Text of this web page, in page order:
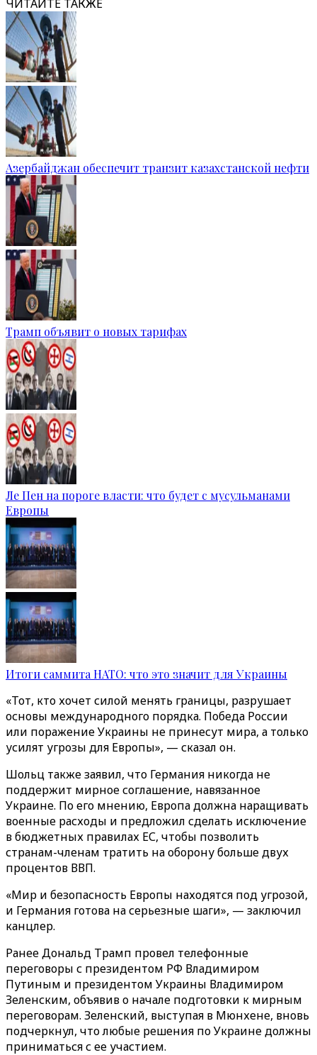
ЧИТАЙТЕ ТАКЖЕ
Азербайджан обеспечит транзит казахстанской нефти
Трамп объявит о новых тарифах
Ле Пен на пороге власти: что будет с мусульманами
Европы
Итоги саммита НАТО: что это значит для Украины
«Тот, кто хочет силой менять границы, разрушает
основы международного порядка. Победа России
или поражение Украины не принесут мира, а только
усилят угрозы для Европы», — сказал он.
Шольц также заявил, что Германия никогда не
поддержит мирное соглашение, навязанное
Украине. По его мнению, Европа должна наращивать
военные расходы и предложил сделать исключение
в бюджетных правилах ЕС, чтобы позволить
странам-членам тратить на оборону больше двух
процентов ВВП.
«Мир и безопасность Европы находятся под угрозой,
и Германия готова на серьезные шаги», — заключил
канцлер.
Ранее Дональд Трамп провел телефонные
переговоры с президентом РФ Владимиром
Путиным и президентом Украины Владимиром
Зеленским, объявив о начале подготовки к мирным
переговорам. Зеленский, выступая в Мюнхене, вновь
подчеркнул, что любые решения по Украине должны
приниматься с ее участием.